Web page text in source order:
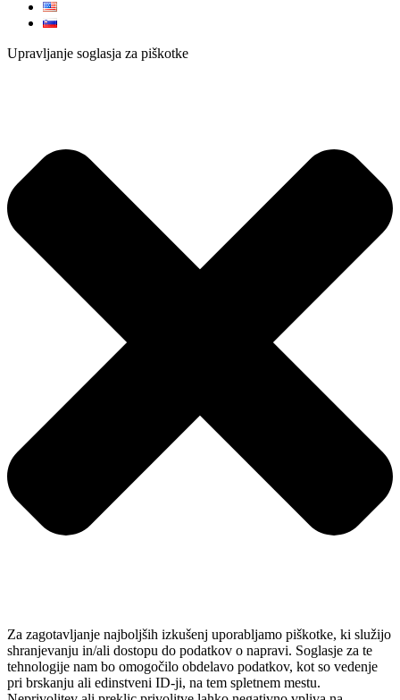
Upravljanje soglasja za piškotke
Za zagotavljanje najboljših izkušenj uporabljamo piškotke, ki služijo
shranjevanju in/ali dostopu do podatkov o napravi. Soglasje za te
tehnologije nam bo omogočilo obdelavo podatkov, kot so vedenje
pri brskanju ali edinstveni ID-ji, na tem spletnem mestu.